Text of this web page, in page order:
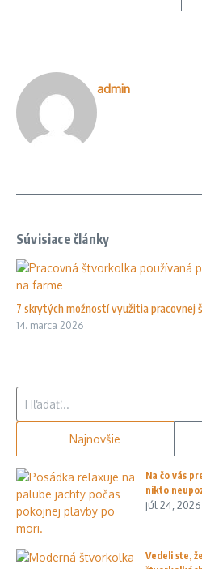
admin
Súvisiace články
7 skrytých možností využitia pracovnej
14. marca 2026
Najnovšie
Na čo vás
nikto
júl 24, 2026
Vedeli ste,